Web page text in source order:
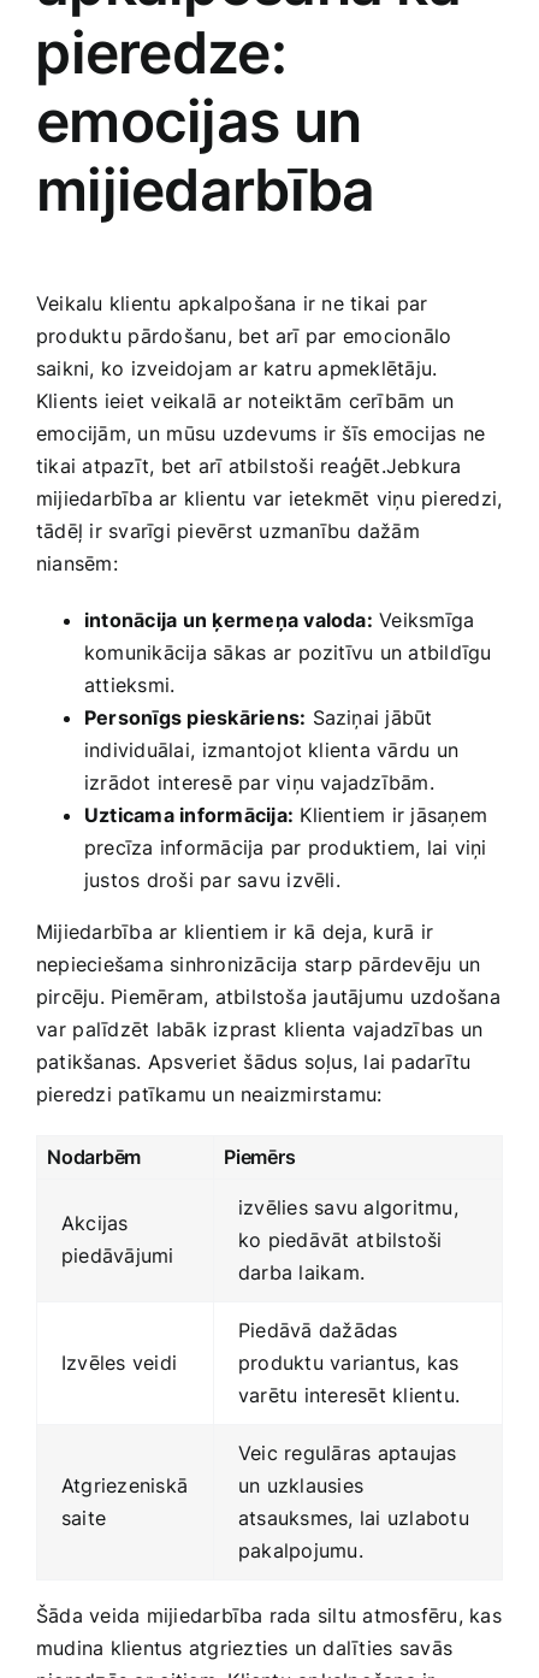
⁤pieredze:
emocijas un
‌mijiedarbība
Veikalu klientu apkalpošana ​ir ne tikai par
produktu⁤ pārdošanu, bet arī par emocionālo
saikni, ko izveidojam ar katru apmeklētāju.
Klients ieiet veikalā ar noteiktām ⁣cerībām un
emocijām, un ⁢mūsu uzdevums ir šīs emocijas ne
tikai atpazīt, bet arī atbilstoši reaģēt.Jebkura
mijiedarbība ar klientu var ietekmēt viņu pieredzi,
‌tādēļ ir‌ svarīgi pievērst⁢ uzmanību dažām ​
niansēm:
intonācija un ķermeņa valoda: Veiksmīga
komunikācija‌ sākas ⁤ar pozitīvu un atbildīgu⁤
attieksmi.
Personīgs pieskāriens: Saziņai jābūt ​
individuālai,⁤ izmantojot klienta vārdu ⁤un
izrādot interesē par viņu vajadzībām.
Uzticama informācija: Klientiem ir jāsaņem
precīza informācija par produktiem, lai viņi
justos droši par savu izvēli.
Mijiedarbība ar ‌klientiem ir​ kā⁤ deja, kurā ir
nepieciešama sinhronizācija starp pārdevēju ‌un
pircēju. Piemēram, atbilstoša jautājumu⁢ uzdošana
⁢var⁤ palīdzēt‍ labāk izprast klienta vajadzības ⁢un
patikšanas. Apsveriet šādus soļus, lai padarītu
pieredzi patīkamu un‍ neaizmirstamu:
Nodarbēm Piemērs
Akcijas
piedāvājumi
izvēlies savu algoritmu,
ko piedāvāt ⁤atbilstoši
darba laikam.
Izvēles veidi
Piedāvā dažādas
produktu variantus, kas ​
varētu interesēt klientu.
Atgriezeniskā
saite
Veic regulāras aptaujas
un uzklausies
atsauksmes, lai uzlabotu
‍pakalpojumu.
Šāda veida mijiedarbība rada siltu atmosfēru, kas
mudina klientus atgriezties un dalīties⁣ savās‍